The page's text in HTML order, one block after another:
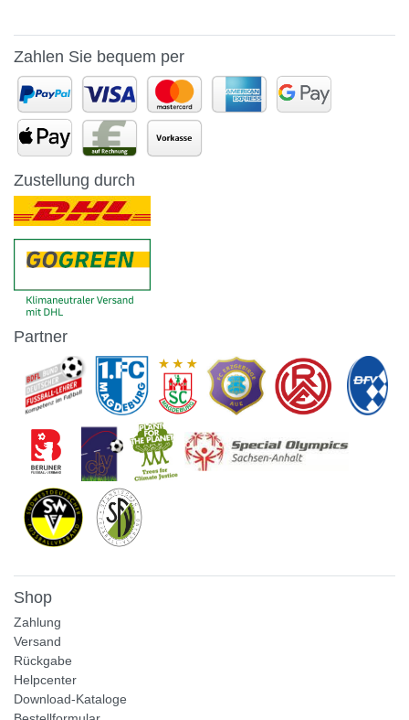
Zahlen Sie bequem per
Zustellung durch
Partner
Shop
Zahlung
Versand
Rückgabe
Helpcenter
Download-Kataloge